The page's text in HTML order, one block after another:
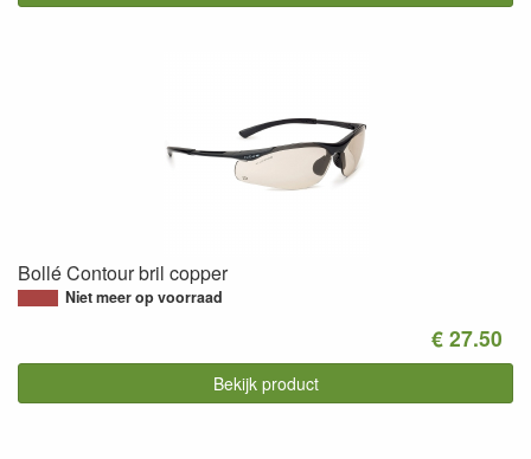
Bollé Contour bril copper
Niet meer op voorraad
€ 27.50
Bekijk product